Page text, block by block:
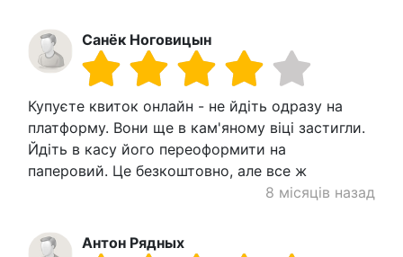
Санёк Ноговицын
Купуєте квиток онлайн - не йдіть одразу на
платформу. Вони ще в кам'яному віці застигли.
Йдіть в касу його переоформити на
паперовий. Це безкоштовно, але все ж
8 місяців назад
Антон Рядных